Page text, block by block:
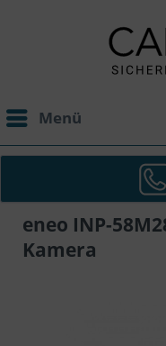
Menü
eneo INP-
Kamera